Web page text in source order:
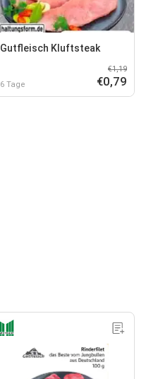
Gutfleisch Kluftsteak
6 Tage
€1,19
€0,79